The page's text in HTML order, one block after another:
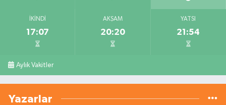
İKINDI
17:07
AKŞAM
20:20
YATSI
21:54
Aylık Vakitler
Yazarlar